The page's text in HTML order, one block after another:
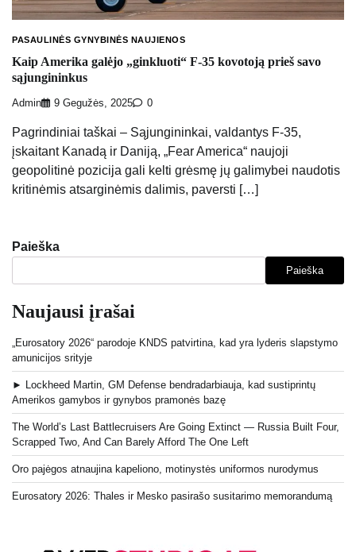
PASAULINĖS GYNYBINĖS NAUJIENOS
Kaip Amerika galėjo „ginkluoti“ F-35 kovotoją prieš savo
sąjungininkus
Admin 9 Gegužės, 2025 0
Pagrindiniai taškai – Sąjungininkai, valdantys F-35,
įskaitant Kanadą ir Daniją, „Fear America“ naujoji
geopolitinė pozicija gali kelti grėsmę jų galimybei naudotis
kritinėmis atsarginėmis dalimis, paversti […]
Paieška
Paieška
Naujausi įrašai
„Eurosatory 2026“ parodoje KNDS patvirtina, kad yra lyderis slapstymo
amunicijos srityje
► Lockheed Martin, GM Defense bendradarbiauja, kad sustiprintų
Amerikos gamybos ir gynybos pramonės bazę
The World’s Last Battlecruisers Are Going Extinct — Russia Built Four,
Scrapped Two, And Can Barely Afford The One Left
Oro pajėgos atnaujina kapeliono, motinystės uniformos nurodymus
Eurosatory 2026: Thales ir Mesko pasirašo susitarimo memorandumą